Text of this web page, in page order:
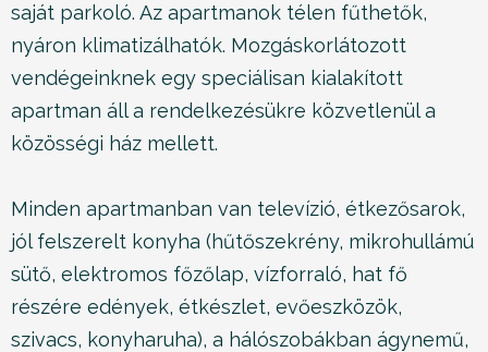
saját parkoló. Az apartmanok télen fűthetők,
nyáron klimatizálhatók. Mozgáskorlátozott
vendégeinknek egy speciálisan kialakított
apartman áll a rendelkezésükre közvetlenül a
közösségi ház mellett.
Minden apartmanban van televízió, étkezősarok,
jól felszerelt konyha (hűtőszekrény, mikrohullámú
sütő, elektromos főzőlap, vízforraló, hat fő
részére edények, étkészlet, evőeszközök,
szivacs, konyharuha), a hálószobákban ágynemű,